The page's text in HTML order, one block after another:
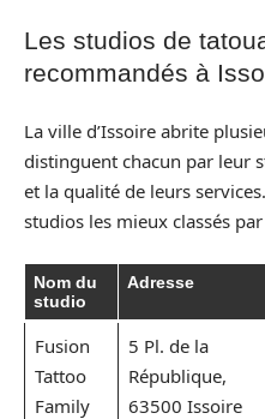
Les studios de
recommandés à
La ville d’Issoire abrite
distinguent chacun par leur
et la qualité de leurs
studios les mieux classés
Nom du
studio
Adresse
Fusion
Tattoo
Family
5 Pl. de la
République,
63500 Issoire